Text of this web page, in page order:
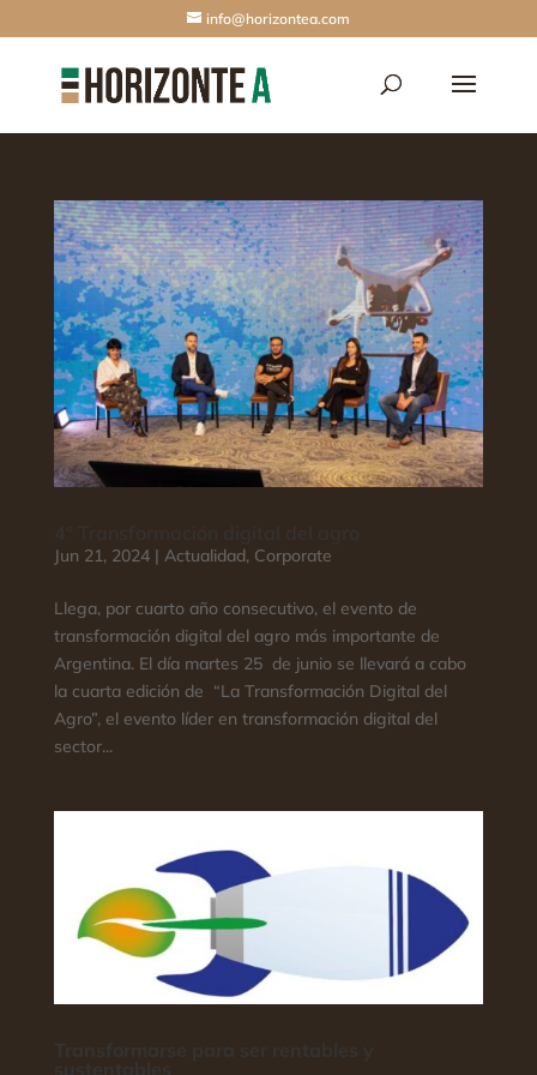
info@horizontea.com
Jun 21, 2024| Actualidad, Corporate
Llega, por cuarto año consecutivo, el evento de
transformación digital del agro más importante de
Argentina. El día martes 25 de junio se llevará a cabo
la cuarta edición de “La Transformación Digital del
Agro”, el evento líder en transformación digital del
sector...